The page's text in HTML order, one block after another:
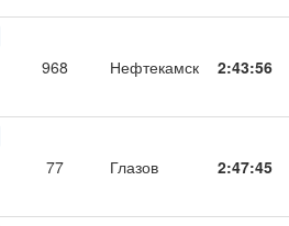
968 Нефтекамск 2:43:56
77 Глазов 2:47:45